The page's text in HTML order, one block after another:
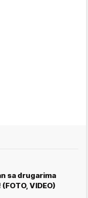
sa drugarima
VIDEO)